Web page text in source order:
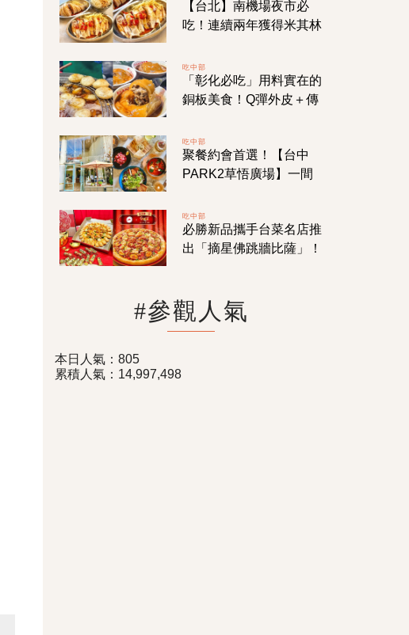
【台北】南機場夜市必
吃！連續兩年獲得米其林
嫰份量超值的「山內雞
肉」！
吃中部
「彰化必吃」用料實在的
銅板美食！Q彈外皮＋傳
吃的「阿璋肉圓」！
吃中部
聚餐約會首選！【台中
PARK2草悟廣場】一間
的「TOASTERiA CAFE
吐司利亞」！
吃中部
必勝新品攜手台菜名店推
出「摘星佛跳牆比薩」！
#參觀人氣
本日人氣：805
累積人氣：14,997,498